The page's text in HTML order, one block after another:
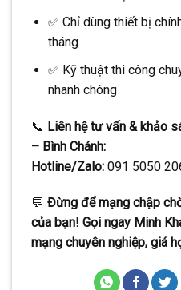
✅ Chỉ dùng thiết bị
tháng
✅ Kỹ thuật thi công
nhanh chóng
📞 Liên hệ tư vấn & khảo
– Bình Chánh:
Hotline/Zalo: 091 5050
💬 Đừng để mạng chập
của bạn! Gọi ngay Minh
mạng chuyên nghiệp, giá